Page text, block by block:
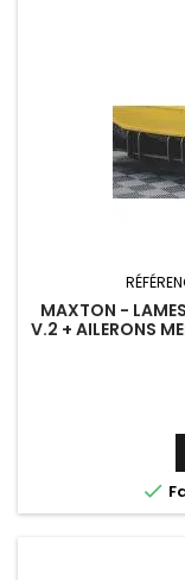
MAXTON -
V.2 + AILERONS
